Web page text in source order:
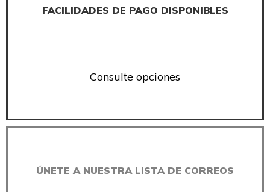
FACILIDADES DE PAGO DISPONIBLES
Consulte opciones
ÚNETE A NUESTRA LISTA DE CORREOS